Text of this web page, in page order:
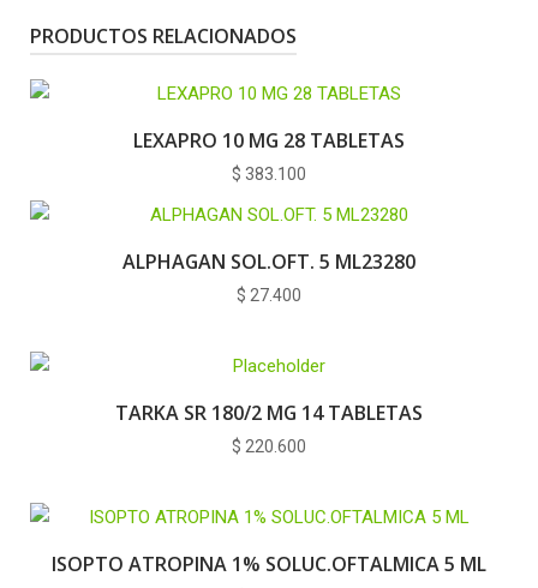
PRODUCTOS RELACIONADOS
LEXAPRO 10 MG 28 TABLETAS
$ 383.100
ALPHAGAN SOL.OFT. 5 ML23280
$ 27.400
TARKA SR 180/2 MG 14 TABLETAS
$ 220.600
ISOPTO ATROPINA 1% SOLUC.OFTALMICA 5 ML